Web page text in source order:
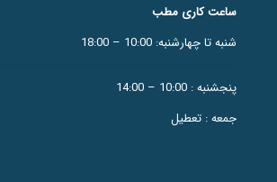
ساعت کاری مطب
شنبه تا چهارشنبه: 10:00 – 18:00
پنجشنبه : 10:00 – 14:00
جمعه : تعطیل